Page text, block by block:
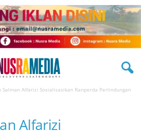
Salman Alfarizi Sosialisasikan Ranperda Perlindungan
Alfarizi